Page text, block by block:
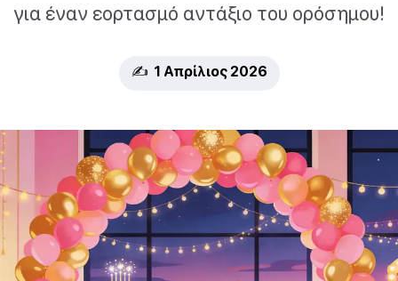
για έναν εορτασμό αντάξιο του ορόσημου!
✍️ 1 Απρίλιος 2026